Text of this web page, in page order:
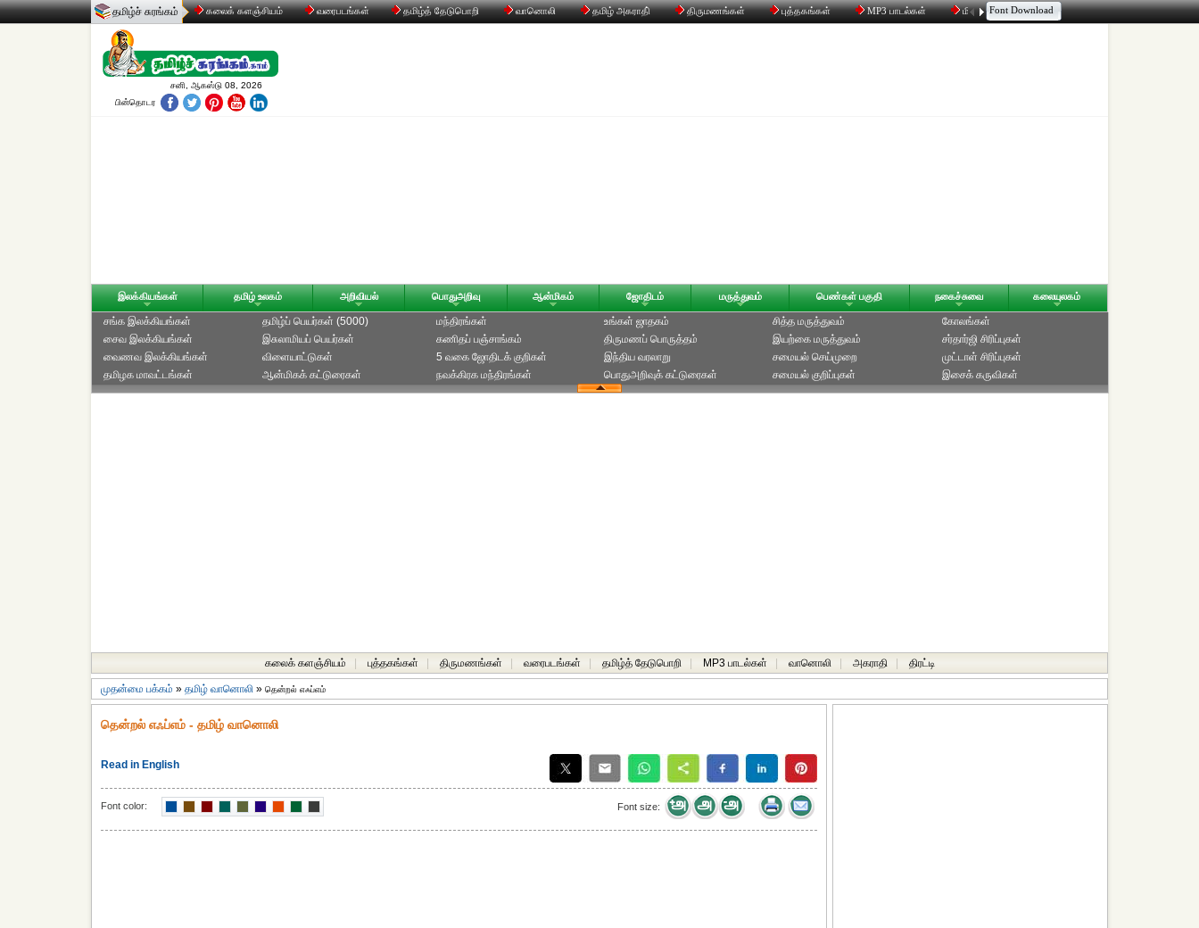
தமிழ்ச் சுரங்கம் கலைக் களஞ்சியம் வரைபடங்கள் தமிழ்த் தேடுபொறி வானொலி தமிழ் அகராதி் திருமணங்கள் புத்தகங்கள் MP3 பாடல்கள் மின்னஞ்சல் திரட்டி உரையாடல்
Font Download
சனி, ஆகஸ்டு 08, 2026
பின்தொடர
இலக்கியங்கள் தமிழ் உலகம் அறிவியல் பொதுஅறிவு ஆன்மிகம் ஜோதிடம் மருத்துவம் பெண்கள் பகுதி நகைச்சுவை கலையுலகம்
சங்க இலக்கியங்கள்
சைவ இலக்கியங்கள்
வைணவ இலக்கியங்கள்
தமிழக மாவட்டங்கள்
தமிழ்ப் பெயர்கள் (5000)
இசுலாமியப் பெயர்கள்
விளையாட்டுகள்
ஆன்மிகக் கட்டுரைகள்
மந்திரங்கள்
கணிதப் பஞ்சாங்கம்
5 வகை ஜோதிடக் குறிகள்
நவக்கிரக மந்திரங்கள்
உங்கள் ஜாதகம்
திருமணப் பொருத்தம்
இந்திய வரலாறு
பொதுஅறிவுக் கட்டுரைகள்
சித்த மருத்துவம்
இயற்கை மருத்துவம்
சமையல் செய்முறை
சமையல் குறிப்புகள்
கோலங்கள்
சர்தார்ஜி சிரிப்புகள்
முட்டாள் சிரிப்புகள்
இசைக் கருவிகள்
கலைக் களஞ்சியம் புத்தகங்கள் திருமணங்கள் வரைபடங்கள் தமிழ்த் தேடுபொறி MP3 பாடல்கள் வானொலி அகராதி திரட்டி
முதன்மை பக்கம் » தமிழ் வானொலி » தென்றல் எஃப்எம்
தென்றல் எஃப்எம் - தமிழ் வானொலி
Read in English
Font color: Font size: